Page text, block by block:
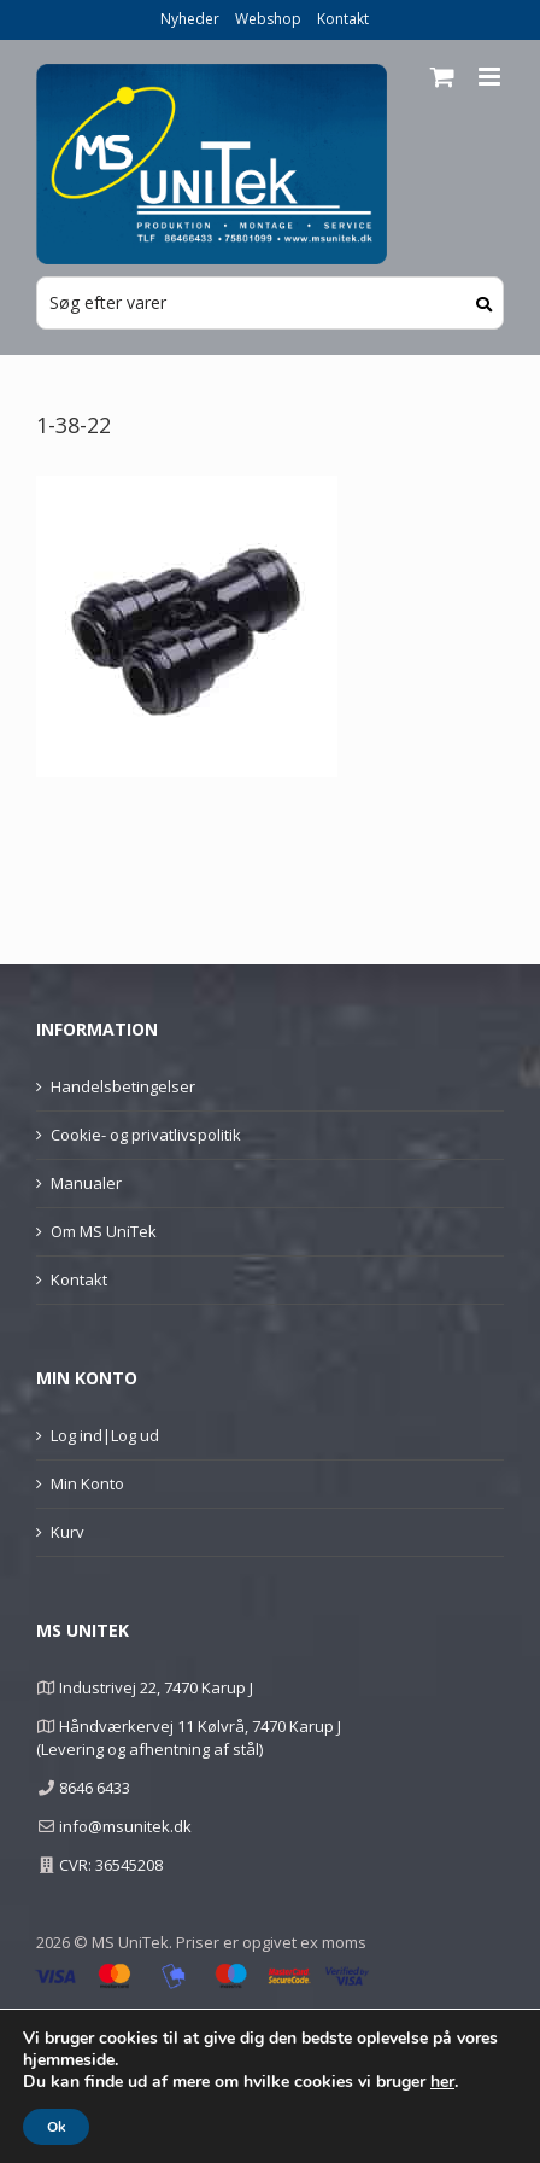
Nyheder Webshop Kontakt
1-38-22
INFORMATION
Handelsbetingelser
Cookie- og privatlivspolitik
Manualer
Om MS UniTek
Kontakt
MIN KONTO
Log ind|Log ud
Min Konto
Kurv
MS UNITEK
Industrivej 22, 7470 Karup J
Håndværkervej 11 Kølvrå, 7470 Karup J
(Levering og afhentning af stål)
8646 6433
info@msunitek.dk
CVR: 36545208
2026 © MS UniTek. Priser er opgivet ex moms
Vi bruger cookies til at give dig den bedste oplevelse på vores
hjemmeside.
Du kan finde ud af mere om hvilke cookies vi bruger her.
Ok